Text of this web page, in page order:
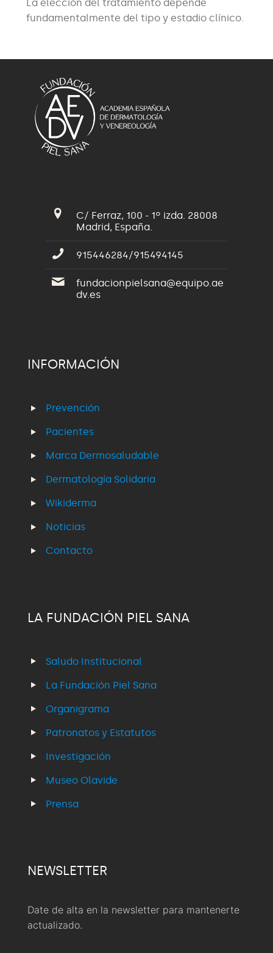
La elección del tratamiento depende
fundamentalmente del tipo y estadio clínico.
C/ Ferraz, 100 - 1º izda. 28008
Madrid, España.
915446284/915494145
fundacionpielsana@equipo.ae
dv.es
INFORMACIÓN
Prevención
Pacientes
Marca Dermosaludable
Dermatología Solidaria
Wikiderma
Noticias
Contacto
LA FUNDACIÓN PIEL SANA
Saludo Institucional
La Fundación Piel Sana
Organigrama
Patronatos y Estatutos
Investigación
Museo Olavide
Prensa
NEWSLETTER
Date de alta en la newsletter para mantenerte
actualizado.